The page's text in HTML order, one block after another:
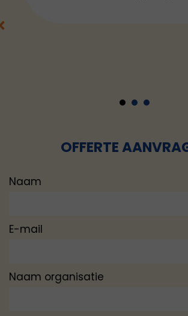
OFFERTE
Naam
E-mail
Naam organisatie